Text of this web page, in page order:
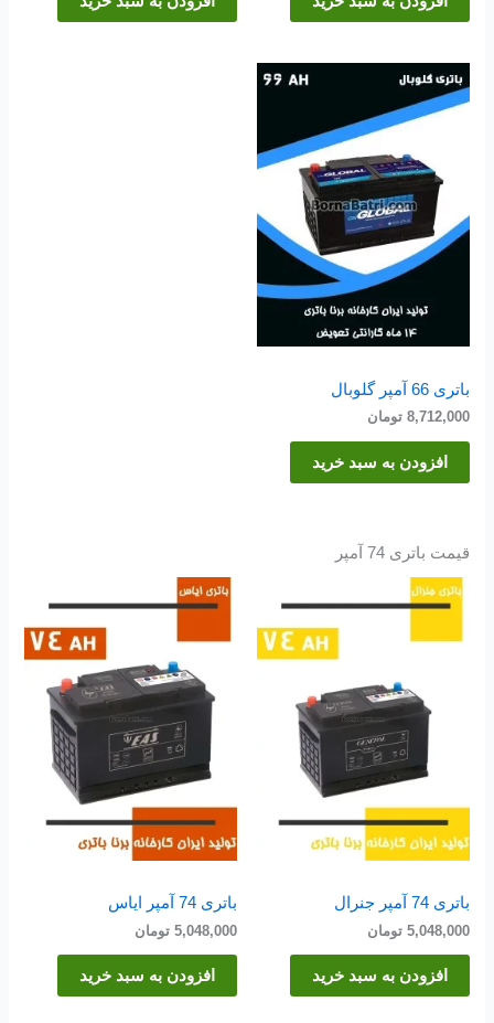
باتری 66 آمپر گلوبال
8,712,000 تومان
افزودن به سبد خرید
قیمت باتری 74 آمپر
باتری 74 آمپر جنرال
5,048,000 تومان
افزودن به سبد خرید
باتری 74 آمپر ایاس
5,048,000 تومان
افزودن به سبد خرید